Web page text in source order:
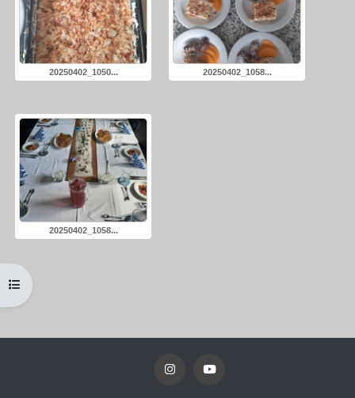
Kursindex öffnen
20250402_1050... 20250402_1058...
20250402_1058...